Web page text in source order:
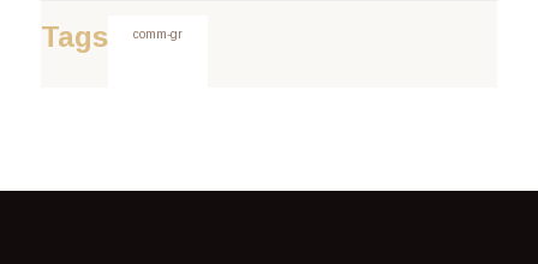
Tags comm-gr